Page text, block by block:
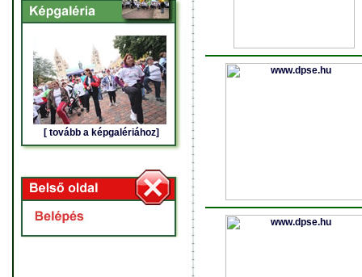
[ tovább a képgalériához]